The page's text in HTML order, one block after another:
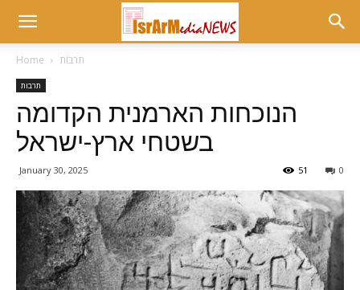
Home תרבות
תרבות
הנוכחות הארמנית הקדומה
בשטחי ארץ-ישראל
January 30, 2025 0
51